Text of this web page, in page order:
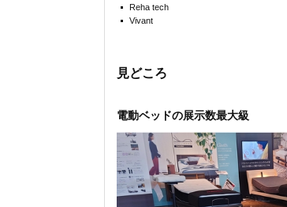
Reha tech
Vivant
見どころ
電動ベッドの展示数最大級